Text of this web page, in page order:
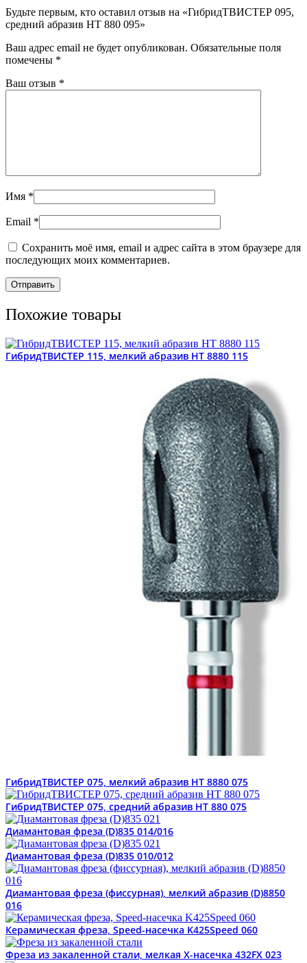
Будьте первым, кто оставил отзыв на «ГибридТВИСТЕР 095,
средний абразив HT 880 095»
Ваш адрес email не будет опубликован. Обязательные поля
помечены *
Ваш отзыв *
Имя *
Email *
Сохранить моё имя, email и адрес сайта в этом браузере для
последующих моих комментариев.
Похожие товары
ГибридТВИСТЕР 115, мелкий абразив HT 8880 115
ГибридТВИСТЕР 075, мелкий абразив HT 8880 075
ГибридТВИСТЕР 075, средний абразив HT 880 075
Диамантовая фреза (D)835 014/016
Диамантовая фреза (D)835 010/012
Диамантовая фреза (фиссурная), мелкий абразив (D)8850
016
Керамическая фреза, Speed-насечка K425Speed 060
Фреза из закаленной стали, мелкая Х-насечка 432FX 023